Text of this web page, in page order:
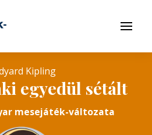
Menü
Kipling
egyedül sétált
mesejáték-változata